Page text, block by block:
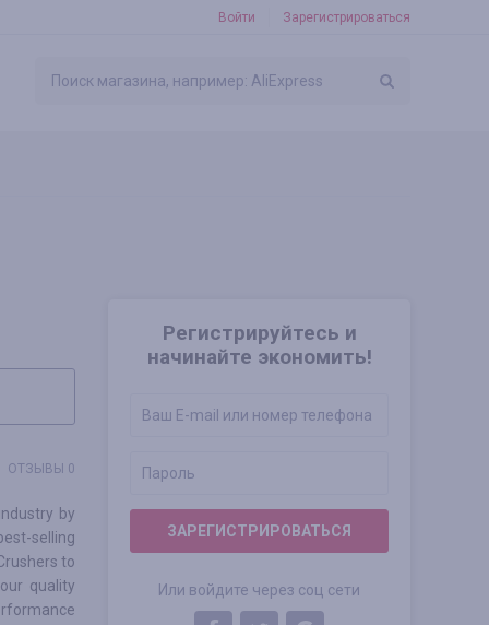
Войти Зарегистрироваться
Регистрируйтесь и
начинайте экономить!
ЗАРЕГИСТРИРОВАТЬСЯ
Или войдите через соц сети
ОТЗЫВЫ 0
by
selling
to
quality